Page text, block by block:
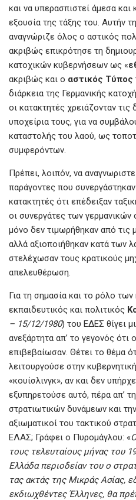
και να υπερασπιστεί άμεσα
εξουσία της τάξης του. Αυτήν
αναγνώριζε όλος ο αστικός
ακριβώς επικρότησε τη
κατοχικών κυβερνήσεων ως «
ακριβώς και ο αστικός Τύπος
διάρκεια της Γερμανικής
οι κατακτητές χρειάζονταν
υποχείρια τους, για να
καταστολής του λαού, ως
συμφερόντων.
Πρέπει, λοιπόν, να
παράγοντες που
κατακτητές ότι επέδειξαν
οι συνεργάτες των
μόνο δεν τιμωρήθηκαν από τις
αλλά αξιοποιήθηκαν κατά των
στελέχωσαν τους κρατικούς
απελευθέρωση.
Για τη σημασία και το ρόλο
εκπαιδευτικός και πολιτικός
– 15/12/1980) του ΕΔΕΣ θίγει
ανεξάρτητα απ’ το γεγονός ότι
επιβεβαίωσαν. Θέτει το θέμα
λειτουργούσε στην
«κουίσλινγκ», αν και δεν
εξυπηρετούσε αυτό, πέρα απ’
στρατιωτικών δυνάμεων και
αξιωματικοί του τακτικού
ΕΛΑΣ; Γράφει ο Πυρομάγλου: «
τους τελευταίους μήνας του
Ελλάδα περιοδείαν του ο
τας ακτάς της Μικράς Ασίας,
εκδιωχθέντες Έλληνες, θα